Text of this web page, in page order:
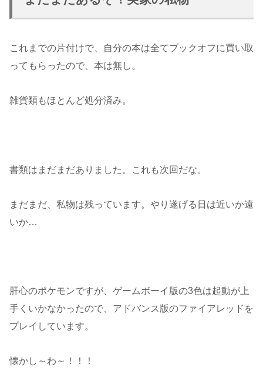
これまでの片付けで、自分の本は全てブックオフに買い取
ってもらったので、本は無し。
雑貨類もほとんど処分済み。
書類はまだまだありました。これも次回だな。
まだまだ、私物は残っています。やり遂げる日は近いか遠
いか…
肝心のポケモンですが、ゲームボーイ版の3色は起動が上
手くいかなかったので、アドバンス版のファイアレッドを
プレイしています。
懐かし～わ～！！！